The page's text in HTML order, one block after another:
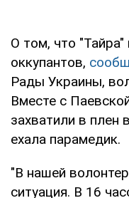
О том, что "Тайра"
оккупантов,
Рады Украины,
Вместе с
захватили в плен
ехала парамедик.
"В нашей
ситуация. В 16